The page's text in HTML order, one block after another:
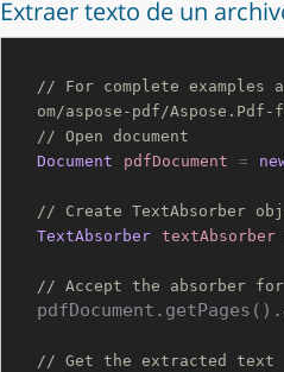
Extraer texto de un
// For complete
om/aspose-pdf/Aspose.Pdf-
// Open document
Document
pdfDocument =
// Create TextAbsorber
TextAbsorber
textAbsorber
// Accept the absorber
// Get the extracted text